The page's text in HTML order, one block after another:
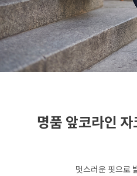
명품 앞코라인
멋스러운 핏으로